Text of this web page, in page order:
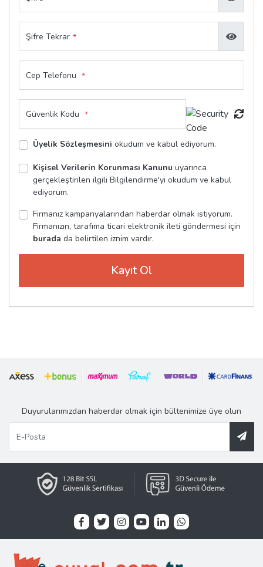
Şifre Tekrar *
Cep Telefonu *
Güvenlik Kodu *
Üyelik Sözleşmesini okudum ve kabul ediyorum.
Kişisel Verilerin Korunması Kanunu uyarınca
gerçekleştirilen ilgili Bilgilendirme'yi okudum ve kabul
ediyorum.
Firmanız kampanyalarından haberdar olmak istiyorum.
Firmanızın, tarafıma ticari elektronik ileti göndermesi için
burada da belirtilen iznim vardır.
Duyurularımızdan haberdar olmak için bültenimize üye olun